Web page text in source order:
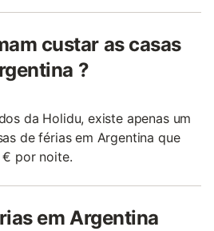
custar as casas
?
da Holidu, existe apenas um
de férias em Argentina que
€ por noite.
em Argentina